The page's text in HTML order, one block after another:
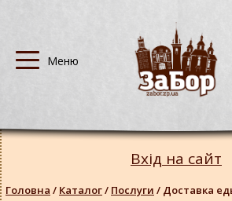
Вхід на сайт
Головна / Каталог/ Послуги / Доставка